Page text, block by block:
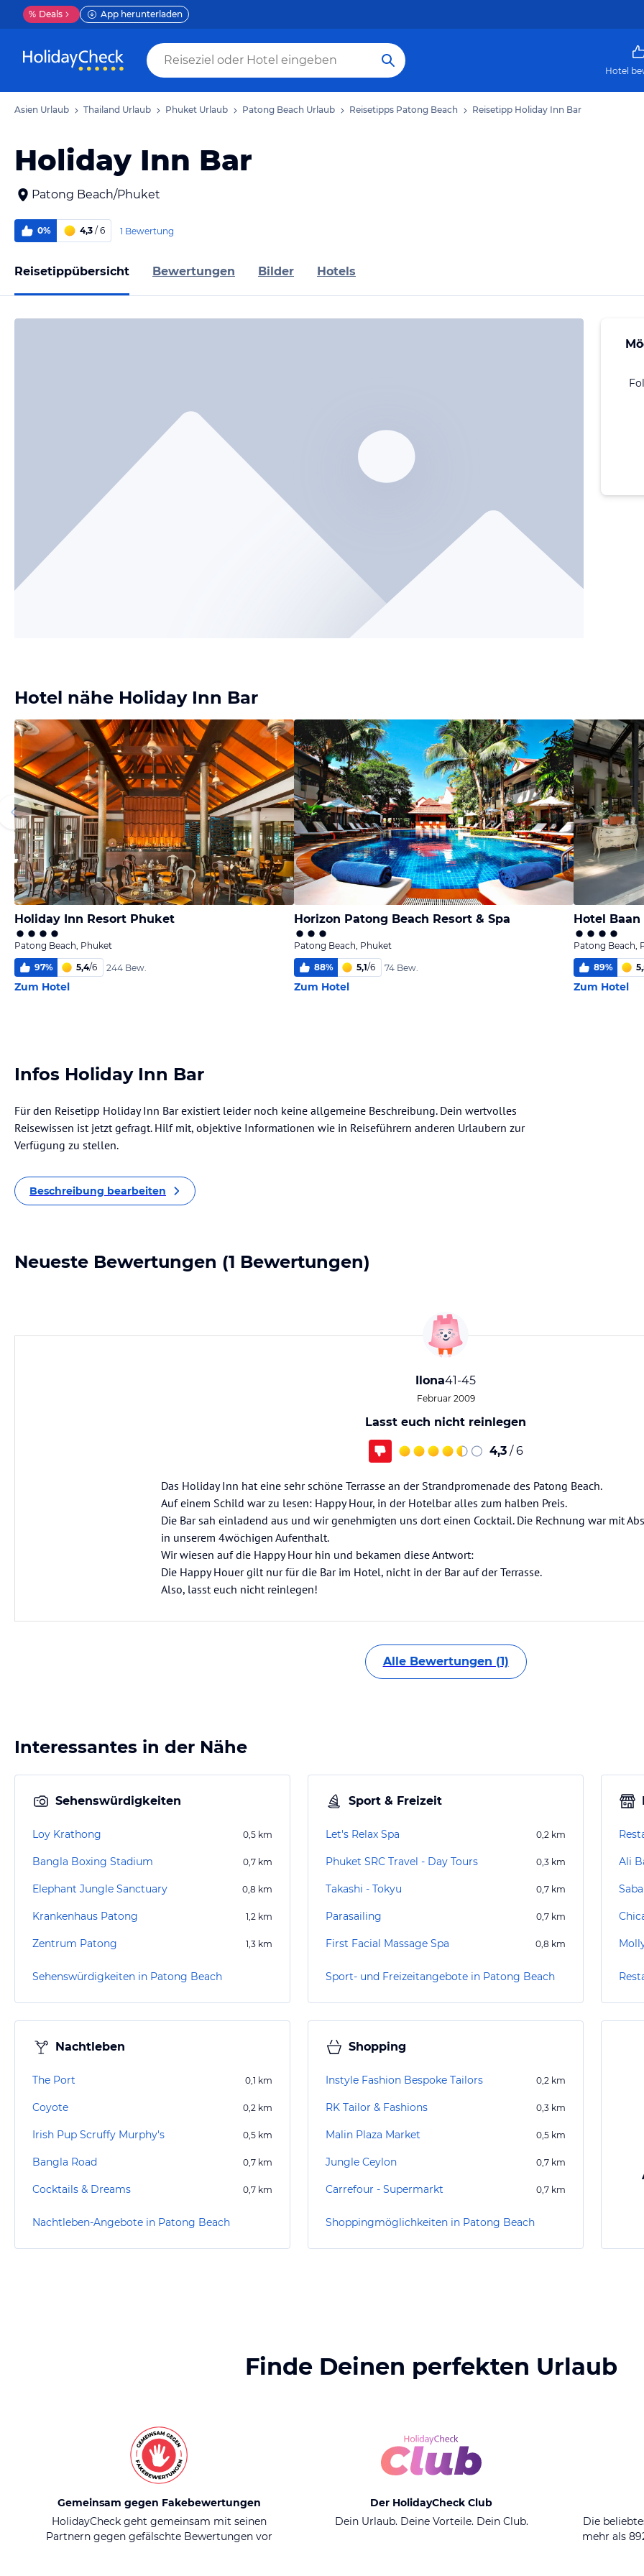
% Deals App herunterladen
Hotel
Asien Urlaub Thailand Urlaub Phuket Urlaub Patong Beach Urlaub Reisetipps Patong Beach Reisetipp Holiday Inn Bar
Holiday Inn Bar
Patong Beach/Phuket
0% 4,3 / 6 1 Bewertung
Reisetippübersicht Bewertungen Bilder Hotels
Hotel nähe Holiday Inn Bar
Holiday Inn Resort Phuket
Patong Beach, Phuket
97% 5,4/6 244 Bew.
Zum Hotel
Horizon Patong Beach Resort & Spa
Patong Beach, Phuket
88% 5,1/6 74 Bew.
Zum Hotel
Hotel
Patong Beach,
89%
Zum Hotel
Infos Holiday Inn Bar
Für den Reisetipp Holiday Inn Bar existiert leider noch keine allgemeine Beschreibung. Dein wertvolles
Reisewissen ist jetzt gefragt. Hilf mit, objektive Informationen wie in Reiseführern anderen Urlaubern zur
Verfügung zu stellen.
Beschreibung bearbeiten
Neueste Bewertungen (1 Bewertungen)
Ilona41-45
Februar 2009
Lasst euch nicht reinlegen
4,3 / 6
Das Holiday Inn hat eine sehr schöne Terrasse an der Strandpromenade des Patong Beach.
Auf einem Schild war zu lesen: Happy Hour, in der Hotelbar alles zum halben Preis.
Die Bar sah einladend aus und wir genehmigten uns dort einen Cocktail. Die Rechnung war mit
in unserem 4wöchigen Aufenthalt.
Wir wiesen auf die Happy Hour hin und bekamen diese Antwort:
Die Happy Houer gilt nur für die Bar im Hotel, nicht in der Bar auf der Terrasse.
Also, lasst euch nicht reinlegen!
Alle Bewertungen (1)
Interessantes in der Nähe
Sehenswürdigkeiten
Loy Krathong 0,5 km
Bangla Boxing Stadium 0,7 km
Elephant Jungle Sanctuary 0,8 km
Krankenhaus Patong 1,2 km
Zentrum Patong 1,3 km
Sehenswürdigkeiten in Patong Beach
Sport & Freizeit
Let's Relax Spa 0,2 km
Phuket SRC Travel - Day Tours 0,3 km
Takashi - Tokyu 0,7 km
Parasailing 0,7 km
First Facial Massage Spa 0,8 km
Sport- und Freizeitangebote in Patong Beach
Ali
Nachtleben
The Port 0,1 km
Coyote 0,2 km
Irish Pup Scruffy Murphy's 0,5 km
Bangla Road 0,7 km
Cocktails & Dreams 0,7 km
Nachtleben-Angebote in Patong Beach
Shopping
Instyle Fashion Bespoke Tailors 0,2 km
RK Tailor & Fashions 0,3 km
Malin Plaza Market 0,5 km
Jungle Ceylon 0,7 km
Carrefour - Supermarkt 0,7 km
Shoppingmöglichkeiten in Patong Beach
Finde Deinen perfekten Urlaub
Gemeinsam gegen Fakebewertungen
HolidayCheck geht gemeinsam mit seinen
Partnern gegen gefälschte Bewertungen vor
Der HolidayCheck Club
Dein Urlaub. Deine Vorteile. Dein Club.
Die
mehr als